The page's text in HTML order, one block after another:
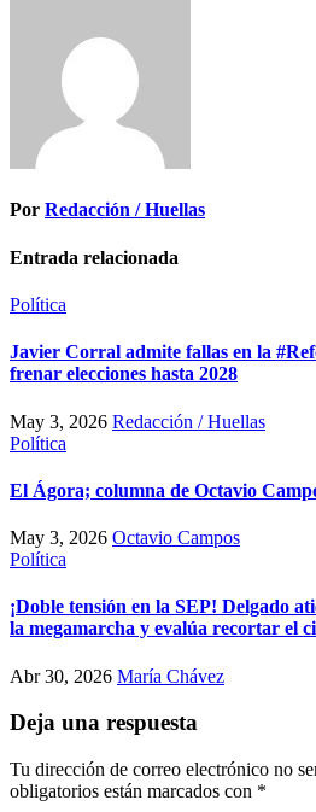
Por Redacción / Huellas
Entrada relacionada
Política
Javier Corral admite fallas en la
frenar elecciones hasta 2028
May 3, 2026 Redacción / Huellas
Política
El Ágora; columna de Octavio
May 3, 2026 Octavio Campos
Política
¡Doble tensión en la SEP! Delgado
la megamarcha y evalúa recortar el
Abr 30, 2026 María Chávez
Deja una respuesta
Tu dirección de correo electrónico no
obligatorios están marcados con *